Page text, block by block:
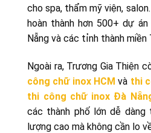
cho spa, thẩm mỹ viện,
hoàn thành hơn 500+ dự
Nẵng và các tỉnh thành miền
Ngoài ra, Trương Gia Thiện
công chữ inox HCM và thi
thi công chữ inox Đà
các thành phố lớn dễ dàng
lượng cao mà không cần lo